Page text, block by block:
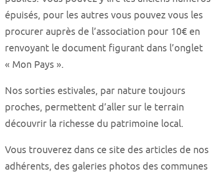
épuisés, pour les autres vous pouvez vous les
procurer auprès de l’association pour 10€ en
renvoyant le document figurant dans l’onglet
« Mon Pays ».
Nos sorties estivales, par nature toujours
proches, permettent d’aller sur le terrain
découvrir la richesse du patrimoine local.
Vous trouverez dans ce site des articles de nos
adhérents, des galeries photos des communes